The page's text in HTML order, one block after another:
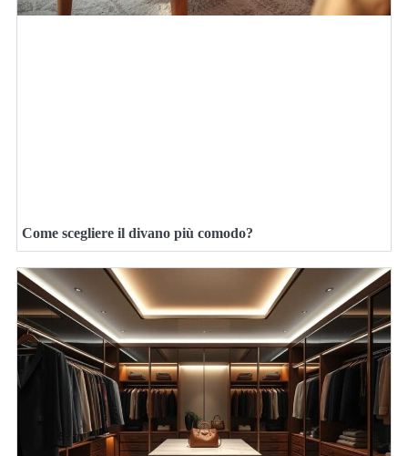
Come scegliere il divano più comodo?